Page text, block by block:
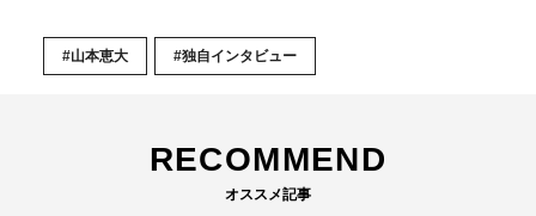
#山本恵大 #独自インタビュー
RECOMMEND
オススメ記事